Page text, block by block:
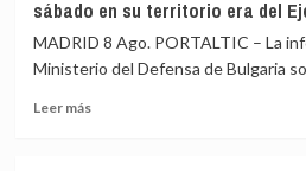
España
en
la
que
el
Acuerdo
La
sábado en su territorio era del
MADRID 8 Ago. PORTALTIC – La
Ministerio del Defensa de Bulgaria
Leer másLeer